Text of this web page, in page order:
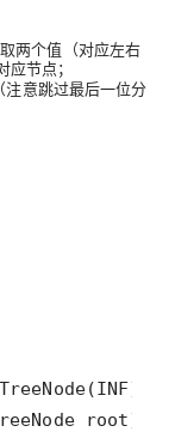
两个值（对应左右
应节点；
意跳过最后一位分